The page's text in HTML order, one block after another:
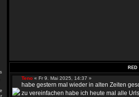
Teno « Fr 9. Mai 2025, 14:37 »
habe gestern mal wieder in alten Zeiten
zu vereinfachen habe ich heute mal alle